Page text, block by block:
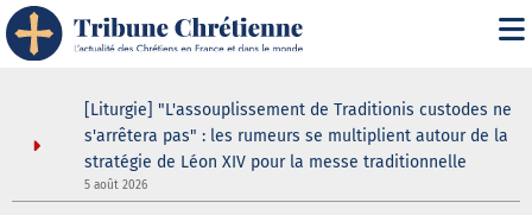
du
[Liturgie] "L'assouplissement de Traditionis custodes ne
s'arrêtera pas" : les rumeurs se multiplient autour de la
stratégie de Léon XIV pour la messe traditionnelle
5 août 2026